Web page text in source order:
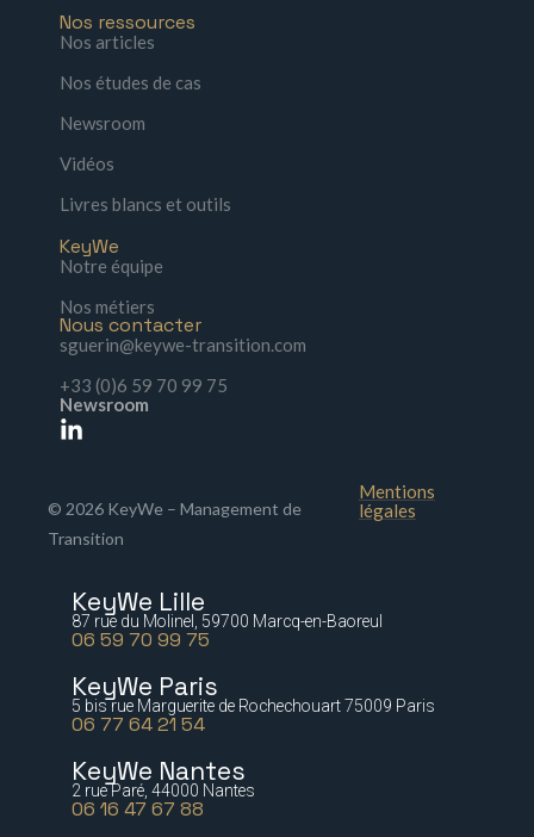
Nos ressources
Nos articles
Nos études de cas
Newsroom
Vidéos
Livres blancs et outils
KeyWe
Notre équipe
Nos métiers
Nous contacter
sguerin@keywe-transition.com
+33 (0)6 59 70 99 75
Newsroom
© 2026 KeyWe – Management de
Transition
Mentions
légales
KeyWe Lille
87 rue du Molinel, 59700 Marcq-en-Baoreul
06 59 70 99 75
KeyWe Paris
5 bis rue Marguerite de Rochechouart 75009 Paris
06 77 64 21 54
KeyWe Nantes
2 rue Paré, 44000 Nantes
06 16 47 67 88